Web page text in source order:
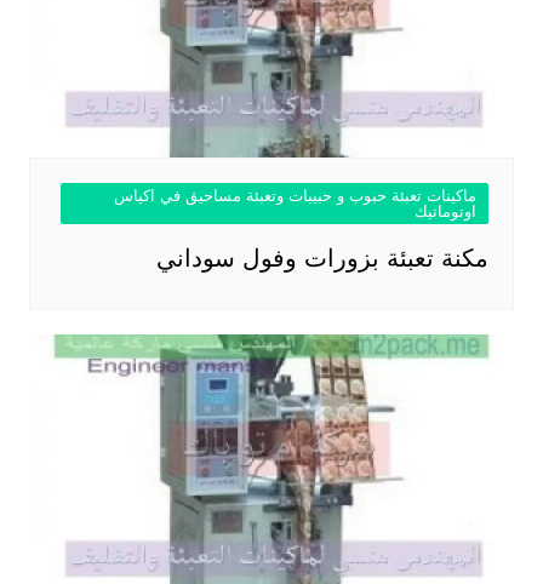
ماكينات تعبئة حبوب و حبيبات وتعبئة مساحيق في اكياس
اوتوماتيك
مكنة تعبئة بزورات وفول سوداني